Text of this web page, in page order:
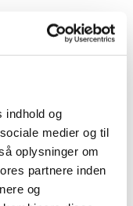
indhold og
medier og til
oplysninger om
partnere inden
og
for
anmodninger…
et tilstrækkeligt
fristens …